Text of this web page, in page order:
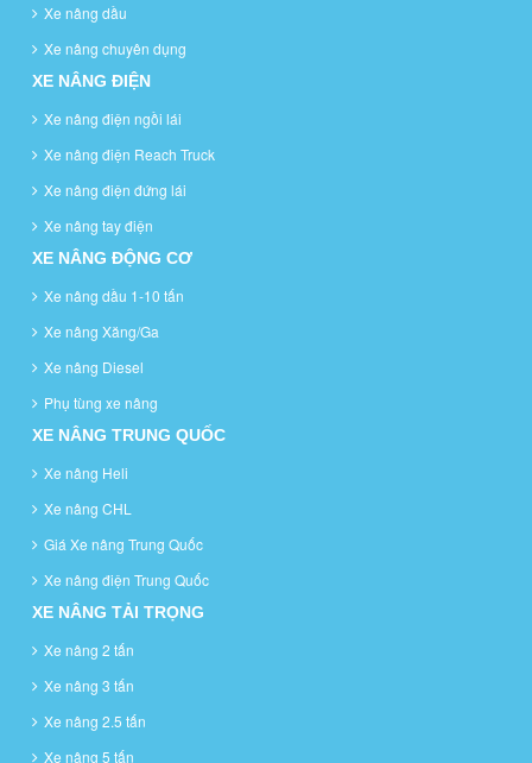
Xe nâng dầu
Xe nâng chuyên dụng
XE NÂNG ĐIỆN
Xe nâng điện ngồi lái
Xe nâng điện Reach Truck
Xe nâng điện đứng lái
Xe nâng tay điện
XE NÂNG ĐỘNG CƠ
Xe nâng dầu 1-10 tấn
Xe nâng Xăng/Ga
Xe nâng Diesel
Phụ tùng xe nâng
XE NÂNG TRUNG QUỐC
Xe nâng Heli
Xe nâng CHL
Giá Xe nâng Trung Quốc
Xe nâng điện Trung Quốc
XE NÂNG TẢI TRỌNG
Xe nâng 2 tấn
Xe nâng 3 tấn
Xe nâng 2.5 tấn
Xe nâng 5 tấn